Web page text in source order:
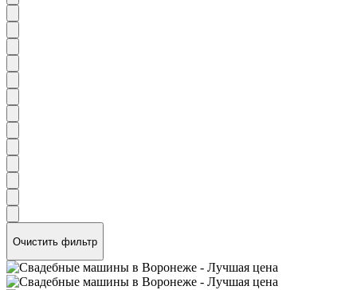
Очистить фильтр